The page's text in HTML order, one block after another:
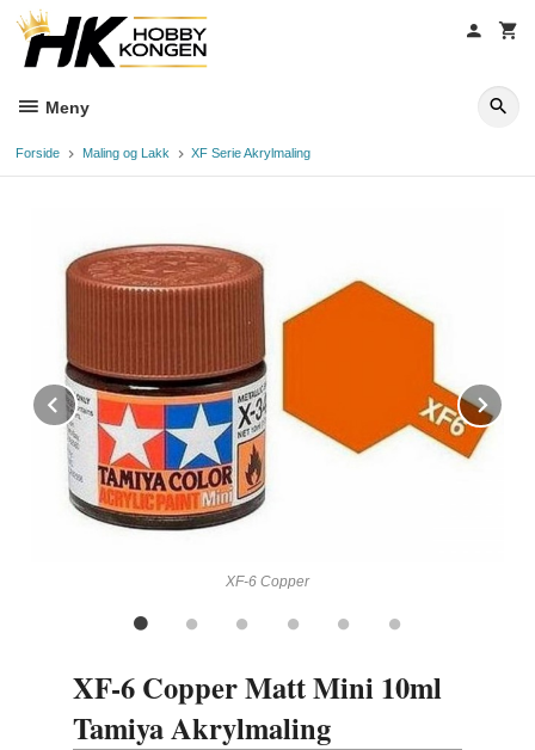
innholdet
Meny
Forside Maling og Lakk XF Serie Akrylmaling
XF-6 Copper
Prev
XF-6 Copper Matt Mini 10ml
Tamiya Akrylmaling